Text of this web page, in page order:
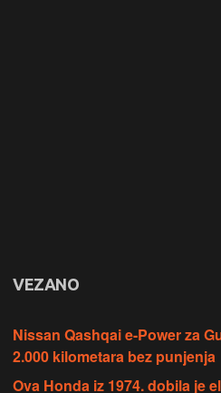
VEZANO
Nissan Qashqai e-Power za
2.000 kilometara bez punjenja
Ova Honda iz 1974. dobila je